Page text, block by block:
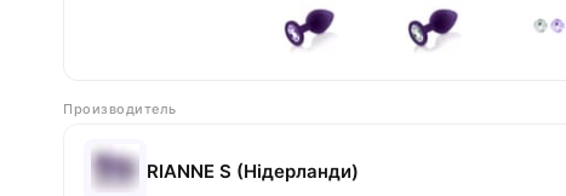
Производитель
RIANNE S (Нідерланди)